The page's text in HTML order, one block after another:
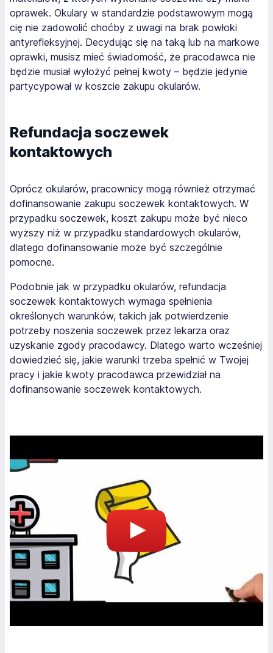
oprawek. Okulary w standardzie podstawowym mogą
cię nie zadowolić choćby z uwagi na brak powłoki
antyrefleksyjnej. Decydując się na taką lub na markowe
oprawki, musisz mieć świadomość, że pracodawca nie
będzie musiał wyłożyć pełnej kwoty – będzie jedynie
partycypował w koszcie zakupu okularów.
Refundacja soczewek
kontaktowych
Oprócz okularów, pracownicy mogą również otrzymać
dofinansowanie zakupu soczewek kontaktowych. W
przypadku soczewek, koszt zakupu może być nieco
wyższy niż w przypadku standardowych okularów,
dlatego dofinansowanie może być szczególnie
pomocne.
Podobnie jak w przypadku okularów, refundacja
soczewek kontaktowych wymaga spełnienia
określonych warunków, takich jak potwierdzenie
potrzeby noszenia soczewek przez lekarza oraz
uzyskanie zgody pracodawcy. Dlatego warto wcześniej
dowiedzieć się, jakie warunki trzeba spełnić w Twojej
pracy i jakie kwoty pracodawca przewidział na
dofinansowanie soczewek kontaktowych.